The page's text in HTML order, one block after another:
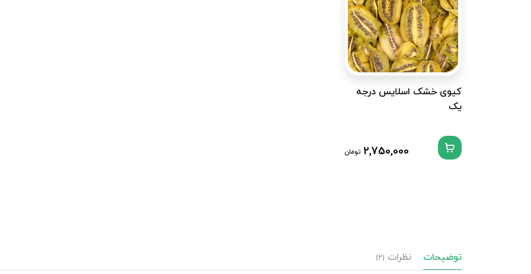
کیوی خشک اسلایس درجه
یک
2,750,000 تومان
توضیحات نظرات (2)